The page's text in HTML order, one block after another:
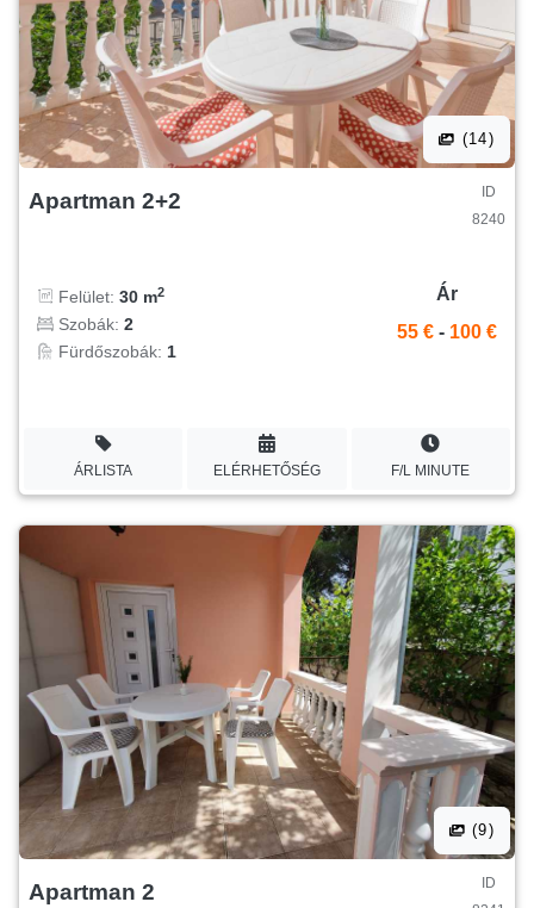
(14)
Apartman 2+2
ID
8240
Felület: 30 m2
Szobák: 2
Fürdőszobák: 1
Ár
55 € - 100 €
ÁRLISTA ELÉRHETŐSÉG F/L MINUTE
(9)
Apartman 2
ID